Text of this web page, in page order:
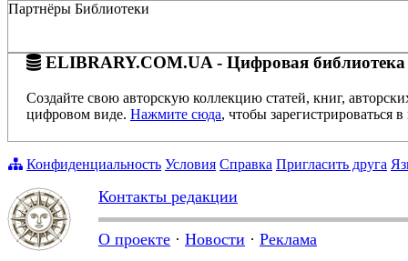
Партнёры Библиотеки
ELIBRARY.COM.UA - Цифровая библиотека
Создайте свою авторскую коллекцию статей, книг,
цифровом виде. Нажмите сюда, чтобы зарегистрироваться в
Конфиденциальность Условия Справка Пригласить друга
Контакты редакции
О проекте · Новости · Реклама